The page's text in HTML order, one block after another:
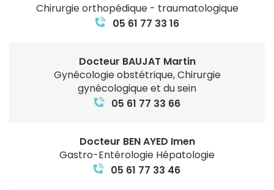
Chirurgie orthopédique - traumatologique
05 61 77 33 16
Docteur BAUJAT Martin
Gynécologie obstétrique, Chirurgie
gynécologique et du sein
05 61 77 33 66
Docteur BEN AYED Imen
Gastro-Entérologie Hépatologie
05 61 77 33 46